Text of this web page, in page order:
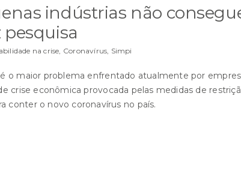
indústrias não
na crise, Coronavírus, Simpi
o maior problema enfrentado atualmente por
crise econômica provocada pelas medidas de
conter o novo coronavírus no país.